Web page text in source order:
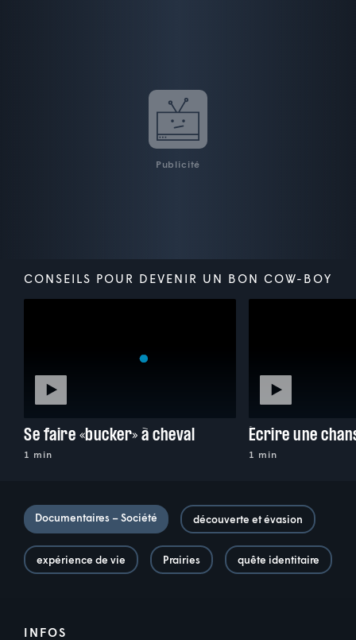
Publicité
CONSEILS POUR DEVENIR UN BON COW-BOY
Se faire «bucker» à cheval
1 min
Écrire une
1 min
Documentaires – Société découverte et évasion
expérience de vie Prairies quête identitaire
INFOS